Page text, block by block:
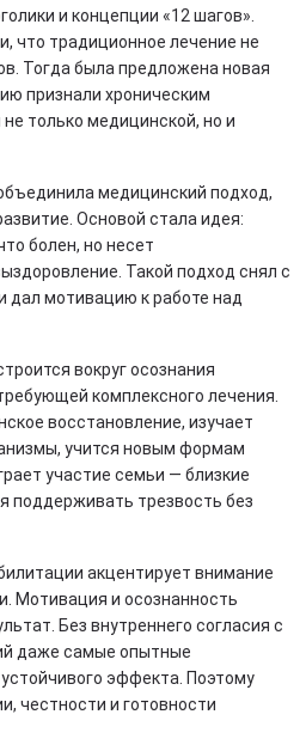
и концепции «12 шагов».
что традиционное лечение не
Тогда была предложена новая
признали хроническим
только медицинской, но и
медицинский подход,
Основой стала идея:
болен, но несет
Такой подход снял с
дал мотивацию к работе над
вокруг осознания
комплексного лечения.
восстановление, изучает
учится новым формам
участие семьи — близкие
поддерживать трезвость без
акцентирует внимание
Мотивация и осознанность
Без внутреннего согласия с
даже самые опытные
эффекта. Поэтому
честности и готовности